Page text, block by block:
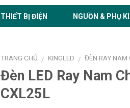
THIẾT BỊ ĐIỆN NGUỒN & PHỤ
TRANG CHỦ / KINGLED / ĐÈN RAY NAM
Đèn LED Ray Nam
CXL25L